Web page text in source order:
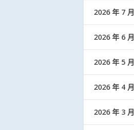
2026 年 7 月
2026 年 6 月
2026 年 5 月
2026 年 4 月
2026 年 3 月